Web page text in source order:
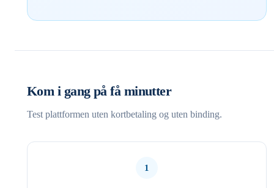
Kom i gang på få minutter
Test plattformen uten kortbetaling og uten binding.
1